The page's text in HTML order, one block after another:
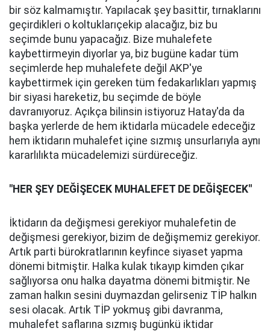
bir söz kalmamıştır. Yapılacak şey basittir, tırnaklarını
geçirdikleri o koltuklarıçekip alacağız, biz bu
seçimde bunu yapacağız. Bize muhalefete
kaybettirmeyin diyorlar ya, biz bugüne kadar tüm
seçimlerde hep muhalefete değil AKP'ye
kaybettirmek için gereken tüm fedakarlıkları yapmış
bir siyasi hareketiz, bu seçimde de böyle
davranıyoruz. Açıkça bilinsin istiyoruz Hatay'da da
başka yerlerde de hem iktidarla mücadele edeceğiz
hem iktidarın muhalefet içine sızmış unsurlarıyla aynı
kararlılıkta mücadelemizi sürdüreceğiz.
"HER ŞEY DEĞİŞECEK MUHALEFET DE DEĞİŞECEK"
İktidarın da değişmesi gerekiyor muhalefetin de
değişmesi gerekiyor, bizim de değişmemiz gerekiyor.
Artık parti bürokratlarının keyfince siyaset yapma
dönemi bitmiştir. Halka kulak tıkayıp kimden çıkar
sağlıyorsa onu halka dayatma dönemi bitmiştir. Ne
zaman halkın sesini duymazdan gelirseniz TİP halkın
sesi olacak. Artık TİP yokmuş gibi davranma,
muhalefet saflarına sızmış bugünkü iktidar